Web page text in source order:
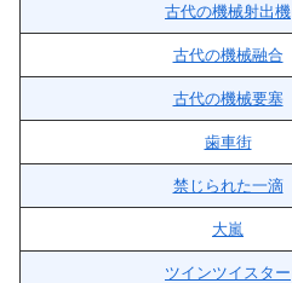
古代の機械射出機
古代の機械融合
古代の機械要塞
歯車街
禁じられた一滴
大嵐
ツインツイスター